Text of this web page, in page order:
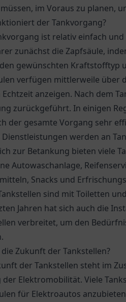
im Voraus zu planen,
der Tankvorgang?
ist relativ einfach
zunächst die Zapfsäule,
gewünschten Kraftstofftyp
verfügen mittlerweile über
Echtzeit anzeigen. Nach dem
zurückgeführt. In einigen
der gesamte Vorgang sehr
Dienstleistungen werden an
zur Betankung bieten viele
Autowaschanlage,
Snacks und
sind mit Toiletten
Jahren hat sich auch die
verbreitet, um den
Zukunft der Tankstellen?
der Tankstellen steht im
der Elektromobilität. Viele
für Elektroautos